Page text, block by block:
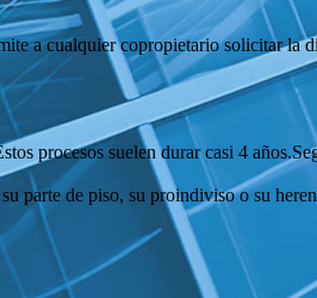
a cualquier copropietario solicitar la
procesos suelen durar casi 4
parte de piso, su proindiviso o su